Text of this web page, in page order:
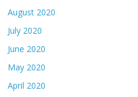
August 2020
July 2020
June 2020
May 2020
April 2020